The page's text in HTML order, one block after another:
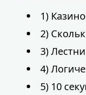
1)
2)
3)
4)
5) 10